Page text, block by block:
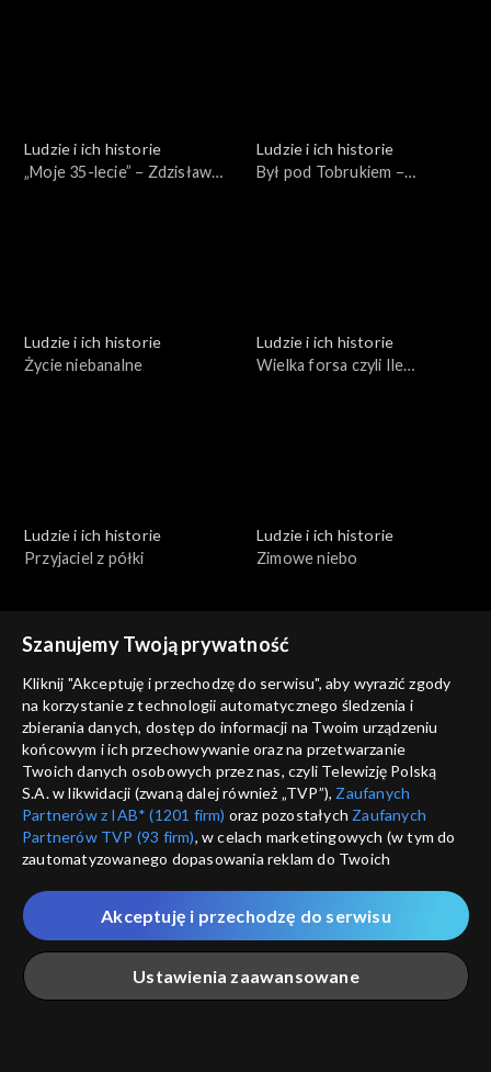
Ludzie i ich historie
„Moje 35-lecie” − Zdzisław
Ludzie i ich historie
Był pod Tobrukiem −
Ludzie i ich historie
Życie niebanalne
Ludzie i ich historie
Wielka forsa czyli Ile
Ludzie i ich historie
Przyjaciel z półki
Ludzie i ich historie
Zimowe niebo
Ludzie i ich historie
Gdy mowa polska znaczyła
przetrwanie
Ludzie i ich historie
Tajemnica willi „Bolko”
Ludzie i ich historie
Pojanie
Ludzie i ich historie
Przekazać potomnym
Szanujemy Twoją prywatność
Kliknij "Akceptuję i przechodzę do serwisu", aby wyrazić zgody
na korzystanie z technologii automatycznego śledzenia i
zbierania danych, dostęp do informacji na Twoim urządzeniu
końcowym i ich przechowywanie oraz na przetwarzanie
Twoich danych osobowych przez nas, czyli Telewizję Polską
S.A. w likwidacji (zwaną dalej również „TVP”), Zaufanych
Partnerów z IAB* (1201 firm) oraz pozostałych Zaufanych
Partnerów TVP (93 firm), w celach marketingowych (w tym do
zautomatyzowanego dopasowania reklam do Twoich
które wskazujemy poniżej, a także zgody na udostępnianie
przez nas identyfikatora PPID do Google.
Twoje dane osobowe zbierane podczas odwiedzania przez
Ciebie naszych
poszczególnych serwisówzwanych dalej
„Portalem”, w tym informacje zapisywane za pomocą
Ustawienia zaawansowane
Akceptuję i przechodzę do serwisu